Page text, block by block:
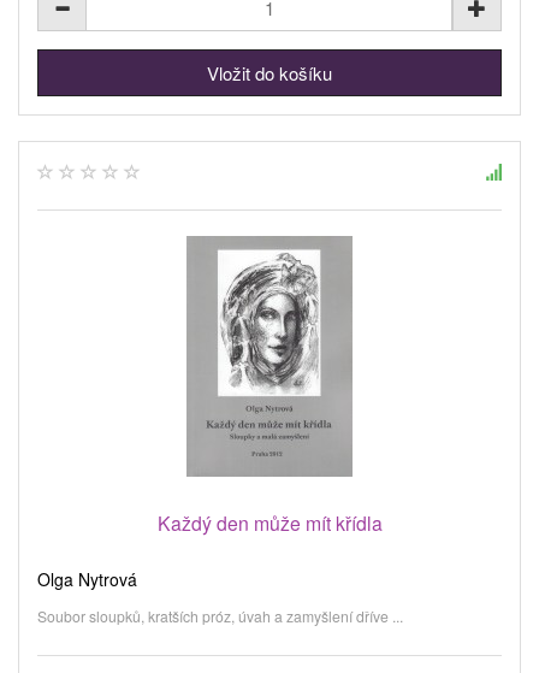
Každý den může mít křídla
Olga Nytrová
Soubor sloupků, kratších próz, úvah a zamyšlení dříve ...